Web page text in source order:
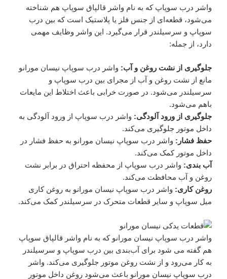
واشر درب سوپاپ که به نام واشر قالپاق سوپاپ هم شناخته
می‌شود، قطعه‌ای از جنس فلز یا پلاستیک است که بین درب
سوپاپ و سرسیلندر قرار می‌گیرد. این واشر وظایف مهمی
دارد، از جمله:
جلوگیری از نشت روغن و آب: واشر درب سوپاپ نیسان مورانو
مانع از نشت روغن و آب از مجرای بین درب سوپاپ و
سرسیلندر می‌شود. در صورت خرابی باعث اختلاط این مایعات
باهم می‌شود.
جلوگیری از ورود آلودگی: واشر درب سوپاپ از ورود آلودگی به
داخل موتور جلوگیری می‌کند.
حفظ فشار: واشر درب سوپاپ نیسان مورانو به حفظ فشار در
داخل موتور کمک می‌کند.
آب بندی: واشر درب سوپاپ از محفظه احتراق در برابر نشت
روغن و آب محافظت می‌کند.
روغن کاری: واشر درب سوپاپ نیسان مورانو به روغن کاری
میل سوپاپ و سایر قطعات متحرک در سرسیلندر کمک می‌کند.
واشر درب سوپاپ نیسان مورانو که به نام واشر قالپاق سوپاپ
هم گفته می شود برای آب‌بندی بین درب سوپاپ و سرسیلندر
به کار می‌رود و از نشت روغن موتور جلوگیری می‌کند. واشر
درب سوپاپ نیسان مورانو باعث می‌شود روغن داخل موتور